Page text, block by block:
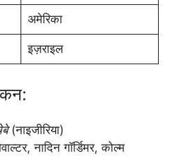
अमेरिका
इज़राइल
(नाइजीरिया)
नादिन गॉर्डिमर, कोल्म